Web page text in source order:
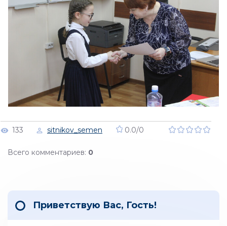
133 sitnikov_semen 0.0/0
Всего комментариев: 0
Приветствую Вас, Гость!